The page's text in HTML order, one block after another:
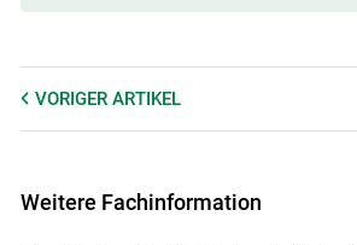
VORIGER ARTIKEL
Weitere Fachinformation